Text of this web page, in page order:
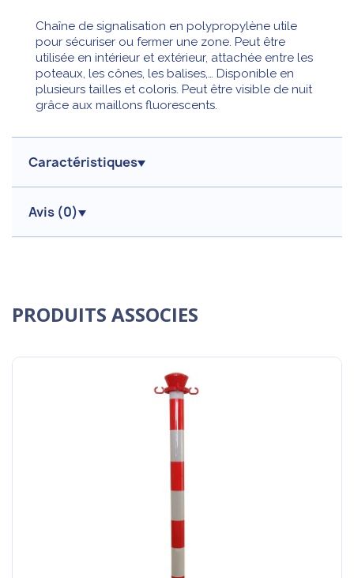
Chaîne de signalisation en polypropylène utile
pour sécuriser ou fermer une zone. Peut être
utilisée en intérieur et extérieur, attachée entre les
poteaux, les cônes, les balises,… Disponible en
plusieurs tailles et coloris. Peut être visible de nuit
grâce aux maillons fluorescents.
Caractéristiques
Avis (0)
PRODUITS ASSOCIES